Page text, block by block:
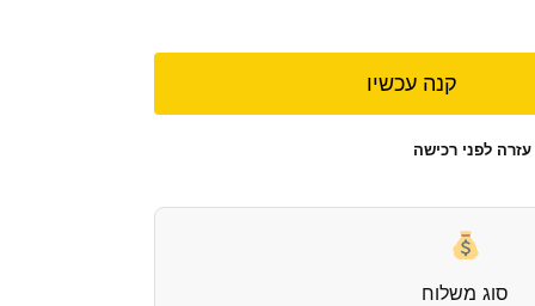
קנה עכשיו
עזרה לפני רכישה
סוג משלוח